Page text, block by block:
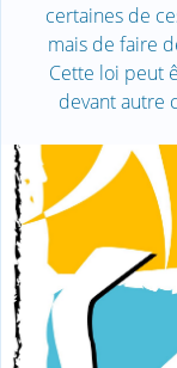
certaines de
mais de faire
Cette loi peut
devant autre